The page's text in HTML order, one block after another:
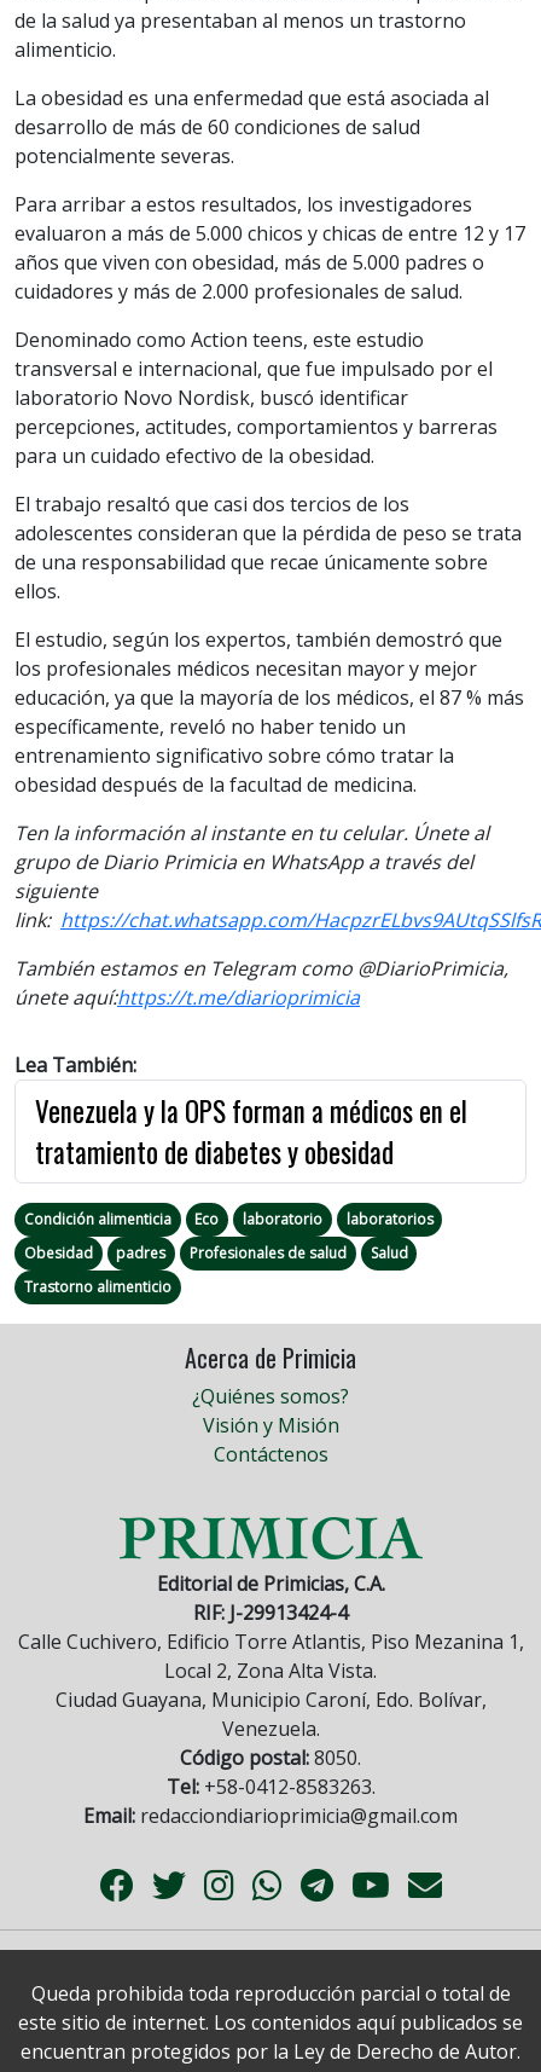
de la salud ya presentaban al menos un trastorno
alimenticio.
La obesidad es una enfermedad que está asociada al
desarrollo de más de 60 condiciones de salud
potencialmente severas.
Para arribar a estos resultados, los investigadores
evaluaron a más de 5.000 chicos y chicas de entre 12 y 17
años que viven con obesidad, más de 5.000 padres o
cuidadores y más de 2.000 profesionales de salud.
Denominado como Action teens, este estudio
transversal e internacional, que fue impulsado por el
laboratorio Novo Nordisk, buscó identificar
percepciones, actitudes, comportamientos y barreras
para un cuidado efectivo de la obesidad.
El trabajo resaltó que casi dos tercios de los
adolescentes consideran que la pérdida de peso se trata
de una responsabilidad que recae únicamente sobre
ellos.
El estudio, según los expertos, también demostró que
los profesionales médicos necesitan mayor y mejor
educación, ya que la mayoría de los médicos, el 87 % más
específicamente, reveló no haber tenido un
entrenamiento significativo sobre cómo tratar la
obesidad después de la facultad de medicina.
Ten la información al instante en tu celular. Únete al
grupo de Diario Primicia en WhatsApp a través del
siguiente
link: https://chat.whatsapp.com/HacpzrELbvs9AUtqSSlfsR
También estamos en Telegram como @DiarioPrimicia,
únete aquí:https://t.me/diarioprimicia
Lea También:
Venezuela y la OPS forman a médicos en el
tratamiento de diabetes y obesidad
Condición alimenticia Eco laboratorio
laboratorios
Obesidad
padres Profesionales de salud
Salud
Trastorno alimenticio
Acerca de Primicia
¿Quiénes somos?
Visión y Misión
Contáctenos
Editorial de Primicias, C.A.
RIF: J-29913424-4
Calle Cuchivero, Edificio Torre Atlantis, Piso Mezanina 1,
Local 2, Zona Alta Vista.
Ciudad Guayana, Municipio Caroní, Edo. Bolívar,
Venezuela.
Código postal:8050.
Tel:+58-0412-8583263.
Email: redacciondiarioprimicia@gmail.com
Queda prohibida toda reproducción parcial o total de
este sitio de internet. Los contenidos aquí publicados se
encuentran protegidos por la Ley de Derecho de Autor.